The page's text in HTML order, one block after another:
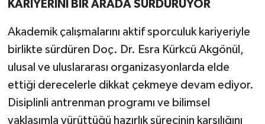
KARİYERİNİ BİR ARADA SÜRDÜRÜYOR
Akademik çalışmalarını aktif sporculuk kariyeriyle
birlikte sürdüren Doç. Dr. Esra Kürkcü Akgönül,
ulusal ve uluslararası organizasyonlarda elde
ettiği derecelerle dikkat çekmeye devam ediyor.
Disiplinli antrenman programı ve bilimsel
yaklaşımla yürüttüğü hazırlık sürecinin karşılığını